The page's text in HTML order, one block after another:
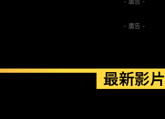
- 廣告 -
最新影片